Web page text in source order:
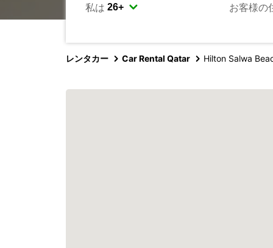
私は お客様の
レンタカー Car Rental Qatar Hilton Salwa